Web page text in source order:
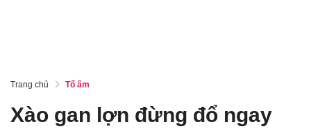
Trang chủ Tổ ấm
Xào gan lợn đừng đổ ngay